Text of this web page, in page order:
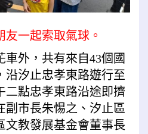
一起索取氣球。
外，共有來自43個國
沿汐止忠孝東路遊行至
二點忠孝東路沿途即擠
副市長朱惕之、汐止區
文教發展基金會董事長